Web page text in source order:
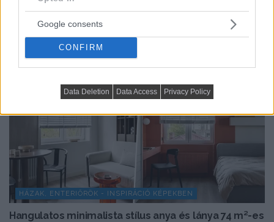
Google consents
CONFIRM
Data Deletion Data Access Privacy Policy
HÁZAK, ENTERIŐRÖK - INSPIRÁCIÓ KÉPEKBEN
Hangulatos minimalista stílus anya és lánya 74 m²-es